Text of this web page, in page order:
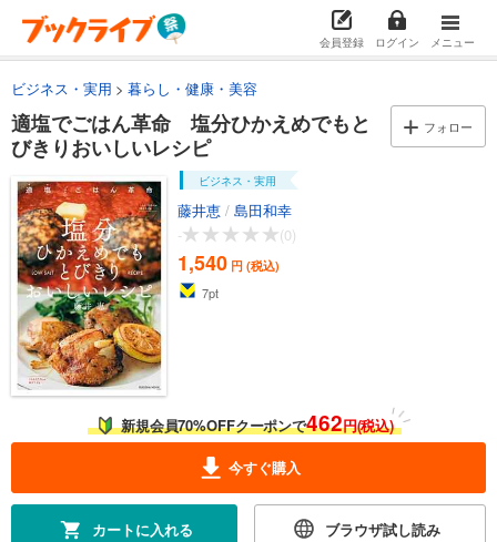
会員登録 ログイン メニュー
ビジネス・実用 暮らし・健康・美容
適塩でごはん革命 塩分ひかえめでもと
びきりおいしいレシピ
フォロー
ビジネス・実用
藤井恵 / 島田和幸
-
(0)
1,540 円 (税込)
7pt
新規会員70%OFFクーポンで462円(税込)
今すぐ購入
カートに入れる ブラウザ試し読み